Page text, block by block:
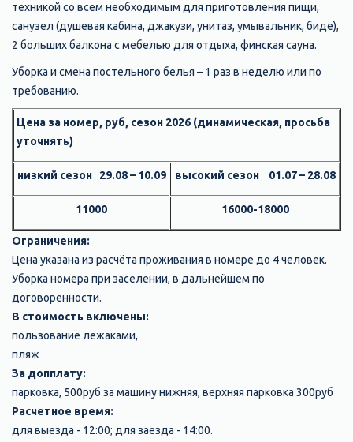
техникой со всем необходимым для приготовления пищи,
санузел (душевая кабина, джакузи, унитаз, умывальник, биде),
2 больших балкона с мебелью для отдыха, финская сауна.
Уборка и смена постельного белья – 1 раз в неделю или по
требованию.
Цена за номер, руб, сезон 2026 (динамическая, просьба
уточнять)
низкий сезон 29.08 – 10.09 высокий сезон 01.07 – 28.08
11000 16000-18000
Ограничения:
Цена указана из расчёта проживания в номере до 4 человек.
Уборка номера при заселении, в дальнейшем по
договоренности.
В стоимость включены:
пользование лежаками,
пляж
За допплату:
парковка, 500руб за машину нижняя, верхняя парковка 300руб
Расчетное время:
для выезда - 12:00; для заезда - 14:00.